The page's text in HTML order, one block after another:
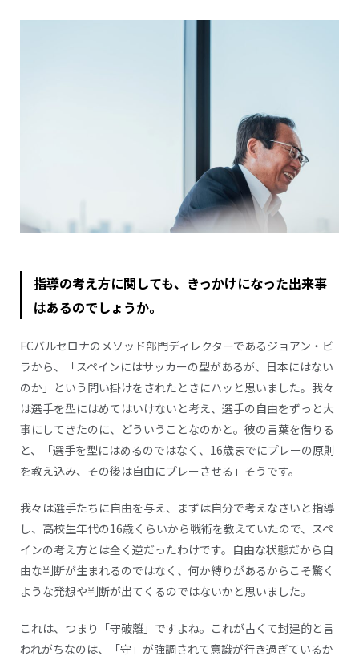
指導の考え方に関しても、きっかけになった出来事
はあるのでしょうか。
FCバルセロナのメソッド部門ディレクターであるジョアン・ビ
ラから、「スペインにはサッカーの型があるが、日本にはない
のか」という問い掛けをされたときにハッと思いました。我々
は選手を型にはめてはいけないと考え、選手の自由をずっと大
事にしてきたのに、どういうことなのかと。彼の言葉を借りる
と、「選手を型にはめるのではなく、16歳までにプレーの原則
を教え込み、その後は自由にプレーさせる」そうです。
我々は選手たちに自由を与え、まずは自分で考えなさいと指導
し、高校生年代の16歳くらいから戦術を教えていたので、スペ
インの考え方とは全く逆だったわけです。自由な状態だから自
由な判断が生まれるのではなく、何か縛りがあるからこそ驚く
ような発想や判断が出てくるのではないかと思いました。
これは、つまり「守破離」ですよね。これが古くて封建的と言
われがちなのは、「守」が強調されて意識が行き過ぎているか